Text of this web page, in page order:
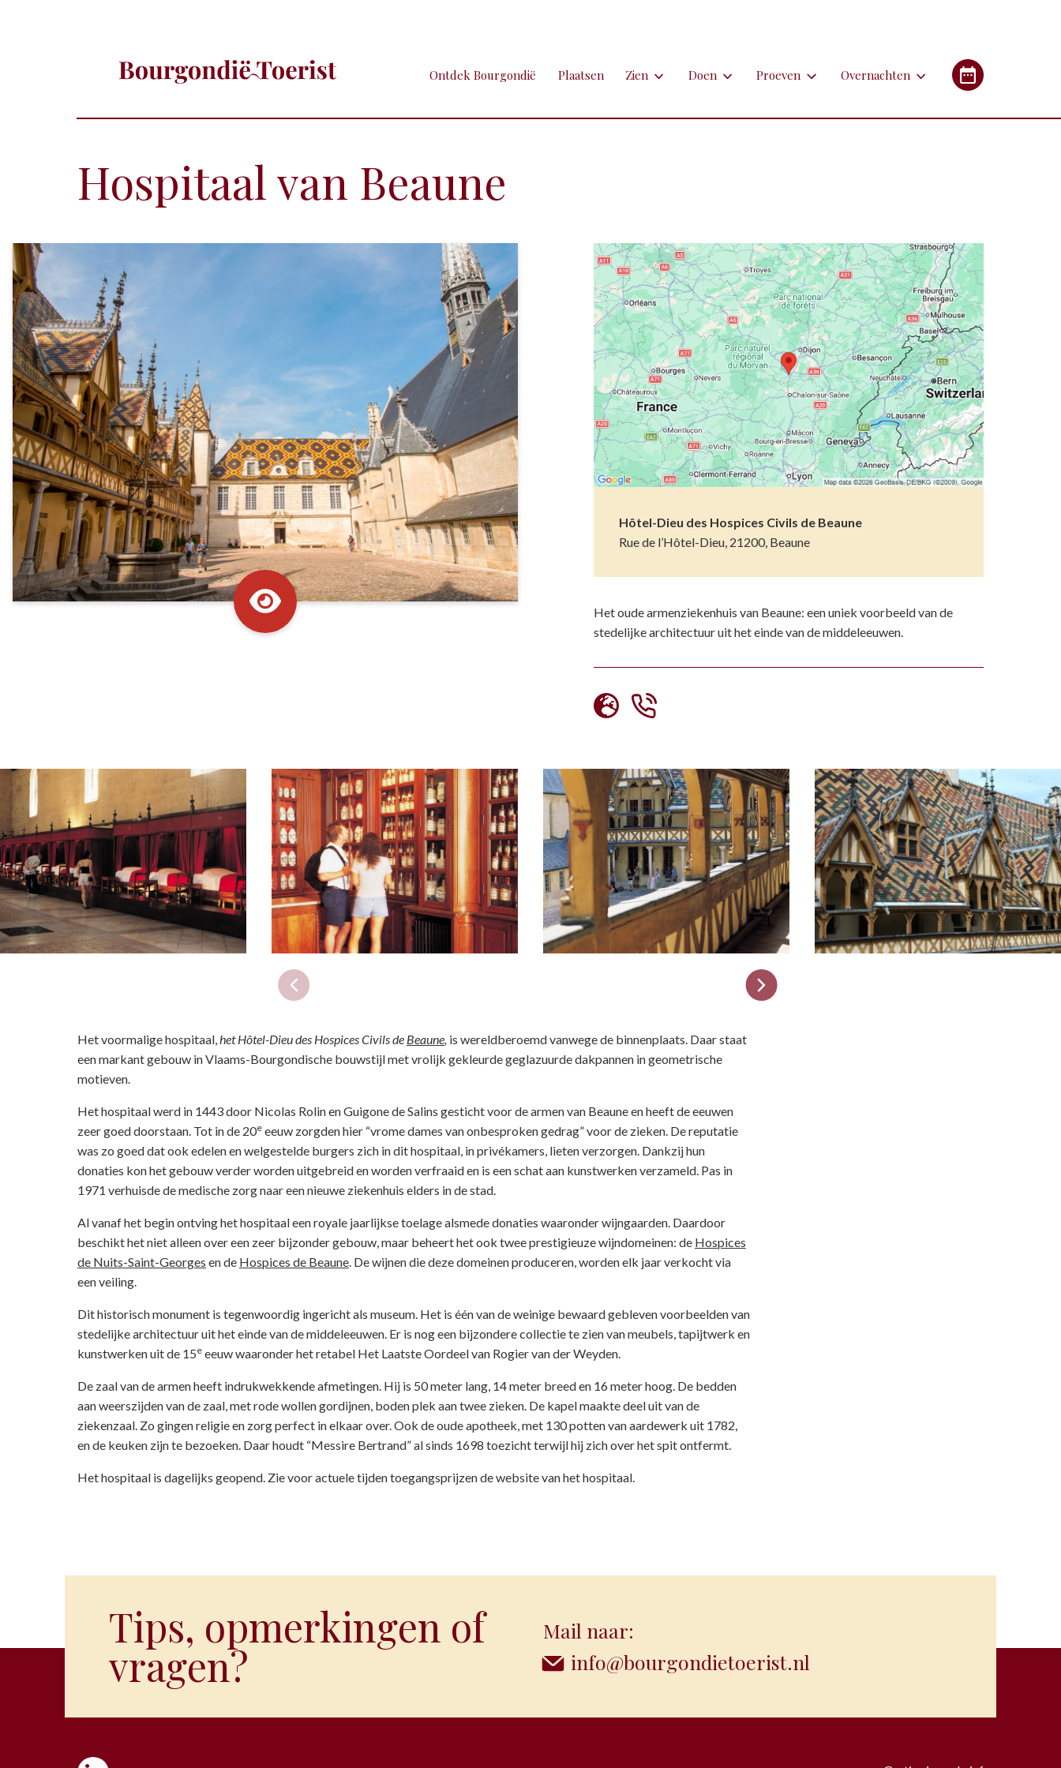
Ontdek Bourgondië Plaatsen Zien
Hospitaals en apotheken
Kastelen en gebouwen
Kunst
Markten
Musea
Natuur(parken)
Opgravingen en resten
Pretparken en dierentuinen
Tuinen en Parken
Water(werken)
Doen
Nederlandstalige rondleiding of excursie
Spoorfiets of (weg)treintje nemen
Toeren met de auto
Uitstapjes met dieren
Voetsporen volgen
Wandelen
Zwemmen
Proeven
Restaurants
Streekgerechten
Streekproducten
Wijnen
Overnachten
Gîtes (vakantiehuizen)
Hospitaal van Beaune
Hôtel-Dieu des Hospices Civils de Beaune
Rue de l’Hôtel-Dieu, 21200, Beaune
Het oude armenziekenhuis van Beaune: een uniek voorbeeld van de
stedelijke architectuur uit het einde van de middeleeuwen.
Het voormalige hospitaal, hetHôtel-Dieu des Hospices Civils de Beaune is wereldberoemd vanwege de binnenplaats. Daar staat
een markant gebouw in Vlaams-Bourgondische bouwstijl met vrolijk gekleurde geglazuurde dakpannen in geometrische
motieven.
Het hospitaal werd in 1443 door Nicolas Rolin en Guigone de Salins gesticht voor de armen van Beaune en heeft de eeuwen
zeer goed doorstaan. Tot in de 20e eeuw zorgden hier “vrome dames van onbesproken gedrag” voor de zieken. De reputatie
was zo goed dat ook edelen en welgestelde burgers zich in dit hospitaal, in privékamers, lieten verzorgen. Dankzij hun
donaties kon het gebouw verder worden uitgebreid en worden verfraaid en is een schat aan kunstwerken verzameld. Pas in
1971 verhuisde de medische zorg naar een nieuwe ziekenhuis elders in de stad.
Al vanaf het begin ontving het hospitaal een royale jaarlijkse toelage alsmede donaties waaronder wijngaarden. Daardoor
beschikt het niet alleen over een zeer bijzonder gebouw, maar beheert het ook twee prestigieuze wijndomeinen: de Hospices
de Nuits-Saint-Georges en de Hospices de Beaune . De wijnen die deze domeinen produceren, worden elk jaar verkocht via
een veiling.
Dit historisch monument is tegenwoordig ingericht als museum. Het is één van de weinige bewaard gebleven voorbeelden van
stedelijke architectuur uit het einde van de middeleeuwen. Er is nog een bijzondere collectie te zien van meubels, tapijtwerk en
kunstwerken uit de 15e eeuw waaronder het retabel Het Laatste Oordeel van Rogier van der Weyden.
De zaal van de armen heeft indrukwekkende afmetingen. Hij is 50 meter lang, 14 meter breed en 16 meter hoog. De bedden
aan weerszijden van de zaal, met rode wollen gordijnen, boden plek aan twee zieken. De kapel maakte deel uit van de
ziekenzaal. Zo gingen religie en zorg perfect in elkaar over. Ook de oude apotheek, met 130 potten van aardewerk uit 1782,
en de keuken zijn te bezoeken. Daar houdt “Messire Bertrand” al sinds 1698 toezicht terwijl hij zich over het spit ontfermt.
Het hospitaal is dagelijks geopend. Zie voor actuele tijden toegangsprijzen de website van het hospitaal.
Tips, opmerkingen of
vragen?
Mail naar:
info@bourgondietoerist.nl